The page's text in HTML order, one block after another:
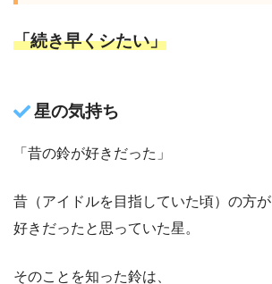
「続き早くシたい」
星の気持ち
「昔の鈴が好きだった」
昔（アイドルを目指していた頃）の方が
好きだったと思っていた星。
そのことを知った鈴は、